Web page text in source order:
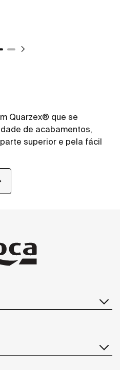
Quarzex® que se
de acabamentos,
superior e pela fácil